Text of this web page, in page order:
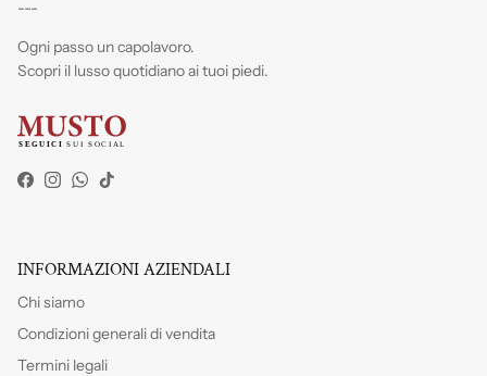
---
Ogni passo un capolavoro.
Scopri il lusso quotidiano ai tuoi piedi.
Facebook
Instagram
WhatsApp
TikTok
INFORMAZIONI AZIENDALI
Chi siamo
Condizioni generali di vendita
Termini legali